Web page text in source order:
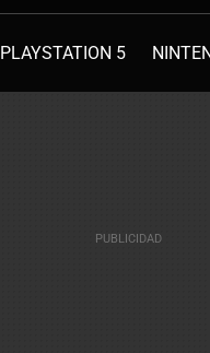
PLAYSTATION 5